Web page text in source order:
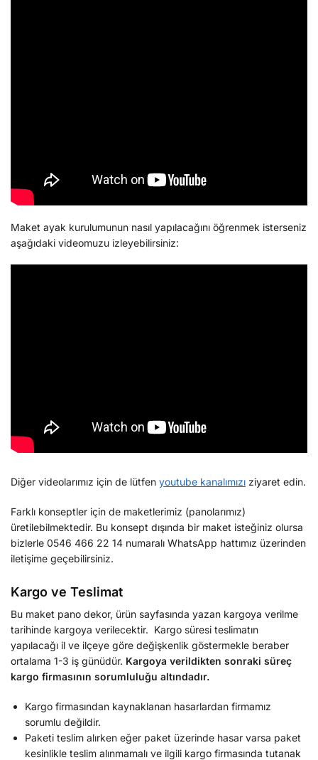
Maket ayak kurulumunun nasıl yapılacağını öğrenmek isterseniz
aşağıdaki videomuzu izleyebilirsiniz:
Diğer videolarımız için de lütfen youtube kanalımızı ziyaret edin.
Farklı konseptler için de maketlerimiz (panolarımız)
üretilebilmektedir. Bu konsept dışında bir maket isteğiniz olursa
bizlerle 0546 466 22 14 numaralı WhatsApp hattımız üzerinden
iletişime geçebilirsiniz.
Kargo ve Teslimat
Bu maket pano dekor, ürün sayfasında yazan kargoya verilme
tarihinde kargoya verilecektir. Kargo süresi teslimatın
yapılacağı il ve ilçeye göre değişkenlik göstermekle beraber
ortalama 1-3 iş günüdür. Kargoya verildikten sonraki süreç
kargo firmasının sorumluluğu altındadır.
Kargo firmasından kaynaklanan hasarlardan firmamız
sorumlu değildir.
Paketi teslim alırken eğer paket üzerinde hasar varsa paket
kesinlikle teslim alınmamalı ve ilgili kargo firmasında tutanak